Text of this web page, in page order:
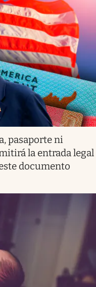
pasaporte ni
la entrada legal
documento